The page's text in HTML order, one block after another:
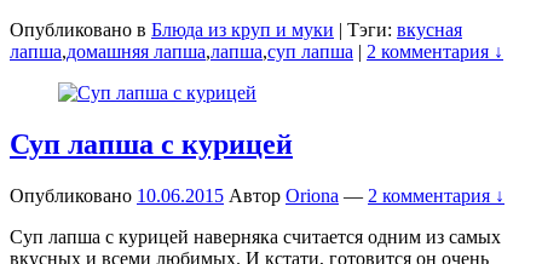
Опубликовано в Блюда из круп и муки | Тэги: вкусная
лапша,домашняя лапша,лапша,суп лапша | 2 комментария ↓
Суп лапша с курицей
Опубликовано 10.06.2015 Автор Oriona — 2 комментария ↓
Суп лапша с курицей наверняка считается одним из самых
вкусных и всеми любимых. И кстати, готовится он очень